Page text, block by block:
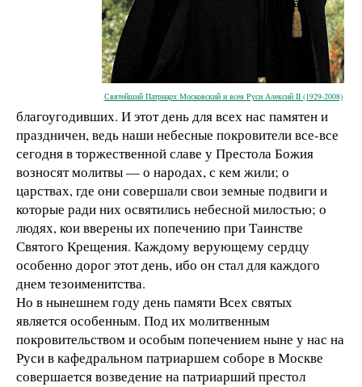
Святейший Патриарх Московский и всея Руси Алексий II (1929-2008)
благоугодивших. И этот день для всех нас памятен и
праздничен, ведь наши небесные покровители все-все
сегодня в торжественной славе у Престола Божия
возносят молитвы — о народах, с кем жили; о
царствах, где они совершали свои земные подвиги и
которые ради них освятились небесной милостью; о
людях, кои вверены их попечению при Таинстве
Святого Крещения. Каждому верующему сердцу
особенно дорог этот день, ибо он стал для каждого
днем тезоименитства.
Но в нынешнем году день памяти Всех святых
является особенным. Под их молитвенным
покровительством и особым попечением ныне у нас на
Руси в кафедральном патриаршем соборе в Москве
совершается возведение на патриарший престол